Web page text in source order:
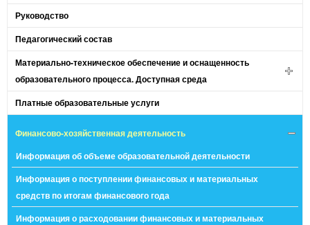
Руководство
Педагогический состав
Материально-техническое обеспечение и оснащенность
образовательного процесса. Доступная среда
Платные образовательные услуги
Финансово-хозяйственная деятельность
Информация об объеме образовательной деятельности
Информация о поступлении финансовых и материальных
средств по итогам финансового года
Информация о расходовании финансовых и материальных